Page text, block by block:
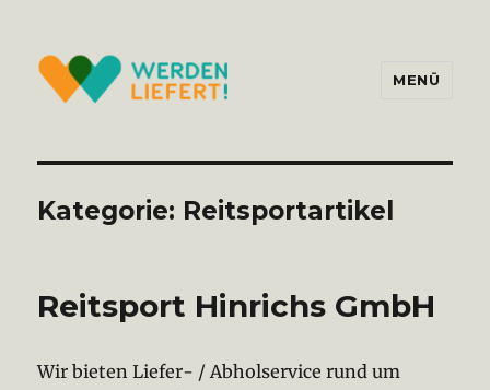
MENÜ
Kategorie: Reitsportartikel
Reitsport Hinrichs GmbH
Wir bieten Liefer- / Abholservice rund um